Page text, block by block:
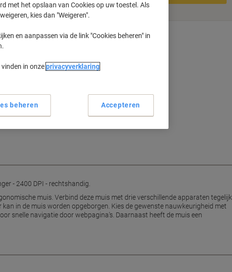
Aan een lijst toevoegen
Bezorginformatie Betalingsmogelijkheden
Ergonomisch ontwerp
- 2400 DPI - rechtshandig.
muis. Verbind deze muis met drie verschillende apparaten tegelijk
in de muis worden opgeborgen. Kies de gewenste nauwkeurigheid met
snelle navigatie door webpagina's. Daarnaast heeft de muis een
met het opslaan van Cookies op uw toestel. Als
kies dan "Weigeren".
en aanpassen via de link "Cookies beheren" in
in onzeprivacyverklaring
beheren Accepteren